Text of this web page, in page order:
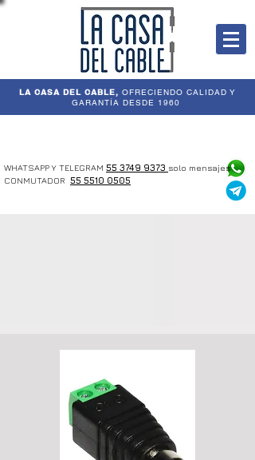
LA CASA DEL CABLE, OFRECIENDO CALIDAD Y
GARANTÍA DESDE 1960
WHATSAPP Y TELEGRAM 55 3749 9373 solo mensajes
CONMUTADOR 55 5510 0505